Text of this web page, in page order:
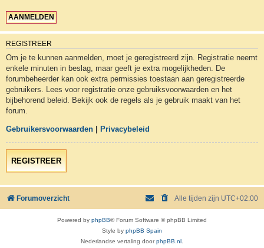
REGISTREER
Om je te kunnen aanmelden, moet je geregistreerd zijn. Registratie neemt
enkele minuten in beslag, maar geeft je extra mogelijkheden. De
forumbeheerder kan ook extra permissies toestaan aan geregistreerde
gebruikers. Lees voor registratie onze gebruiksvoorwaarden en het
bijbehorend beleid. Bekijk ook de regels als je gebruik maakt van het
forum.
Gebruikersvoorwaarden Privacybeleid
REGISTREER
Forumoverzicht Alle tijden zijn UTC+02:00
Powered by phpBB® Forum Software © phpBB Limited
Style by phpBB Spain
Nederlandse vertaling doorphpBB.nl .